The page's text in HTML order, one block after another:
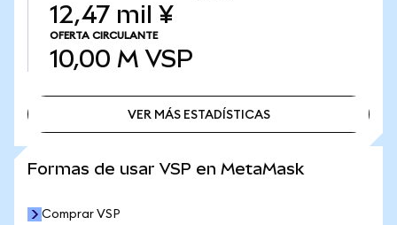
12,47 mil ¥
OFERTA CIRCULANTE
10,00 M VSP
VER MÁS ESTADÍSTICAS
Formas de usar VSP en MetaMask
Comprar VSP